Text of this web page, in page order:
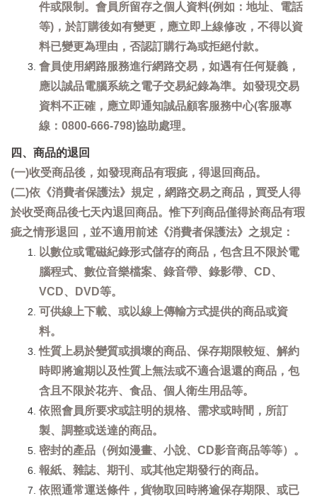
件或限制。會員所留存之個人資料(例如：地址、電話
等)，於訂購後如有變更，應立即上線修改，不得以資
料已變更為理由，否認訂購行為或拒絕付款。
會員使用網路服務進行網路交易，如遇有任何疑義，
應以誠品電腦系統之電子交易紀錄為準。如發現交易
資料不正確，應立即通知誠品顧客服務中心(客服專
線：0800-666-798)協助處理。
四、商品的退回
(一)收受商品後，如發現商品有瑕疵，得退回商品。
(二)依《消費者保護法》規定，網路交易之商品，買受人得
於收受商品後七天內退回商品。惟下列商品僅得於商品有瑕
疵之情形退回，並不適用前述《消費者保護法》之規定：
以數位或電磁紀錄形式儲存的商品，包含且不限於電
腦程式、數位音樂檔案、錄音帶、錄影帶、CD、
VCD、DVD等。
可供線上下載、或以線上傳輸方式提供的商品或資
料。
性質上易於變質或損壞的商品、保存期限較短、解約
時即將逾期以及性質上無法或不適合退還的商品，包
含且不限於花卉、食品、個人衛生用品等。
依照會員所要求或註明的規格、需求或時間，所訂
製、調整或送達的商品。
密封的產品（例如漫畫、小說、CD影音商品等等）。
報紙、雜誌、期刊、或其他定期發行的商品。
依照通常運送條件，貨物取回時將逾保存期限、或已